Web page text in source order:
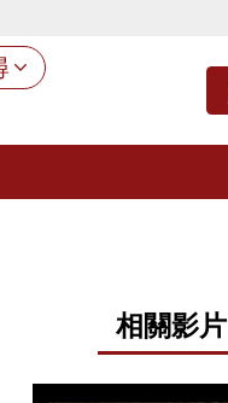
相關影片